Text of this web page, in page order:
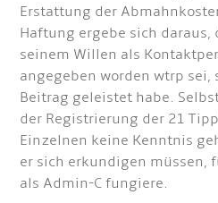
Erstattung der
Haftung ergebe sich daraus,
seinem Willen als
angegeben worden wtrp sei,
Beitrag geleistet habe.
der Registrierung der 21
Einzelnen keine Kenntnis
er sich erkundigen müssen,
als Admin-C fungiere.